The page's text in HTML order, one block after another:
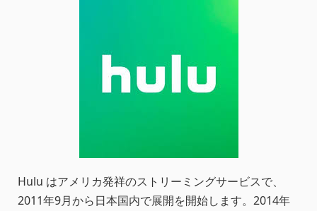
Hulu はアメリカ発祥のストリーミングサービスで、
2011年9月から日本国内で展開を開始します。2014年